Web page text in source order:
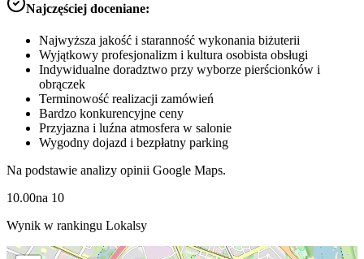
Najczęściej doceniane:
Najwyższa jakość i staranność wykonania biżuterii
Wyjątkowy profesjonalizm i kultura osobista obsługi
Indywidualne doradztwo przy wyborze pierścionków i
obrączek
Terminowość realizacji zamówień
Bardzo konkurencyjne ceny
Przyjazna i luźna atmosfera w salonie
Wygodny dojazd i bezpłatny parking
Na podstawie analizy opinii Google Maps.
10.00na 10
Wynik w rankingu Lokalsy